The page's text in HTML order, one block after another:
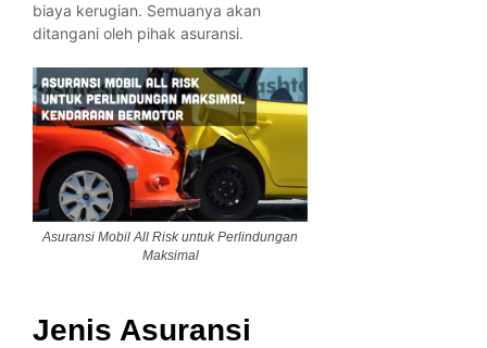
biaya kerugian. Semuanya akan
ditangani oleh pihak asuransi.
Asuransi Mobil All Risk untuk Perlindungan
Maksimal
Jenis Asuransi